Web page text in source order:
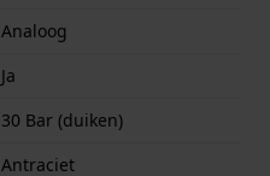
Analoog
Ja
30 Bar (duiken)
Antraciet